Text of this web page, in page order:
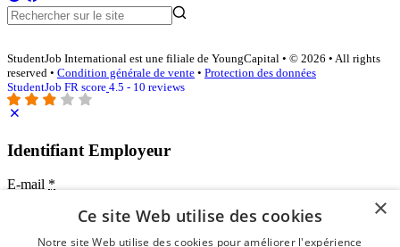
StudentJob International est une filiale de YoungCapital • © 2026 • All rights
reserved • Condition générale de vente • Protection des données
StudentJob FR score 4.5 - 10 reviews
Identifiant Employeur
E-mail *
Mot de passe ×
Ce site Web utilise des cookies
Notre site Web utilise des cookies pour améliorer l'expérience